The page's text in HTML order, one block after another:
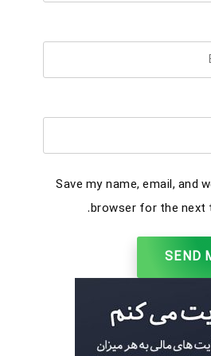
Save my name, email, and
browser for the next